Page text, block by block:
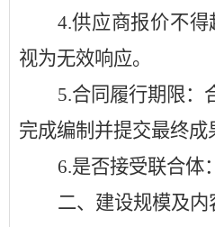
4.供应商报价不得
视为无效响应。
5.合同履行期限：
完成编制并提交最终成
6.是否接受联合体
二、建设规模及内